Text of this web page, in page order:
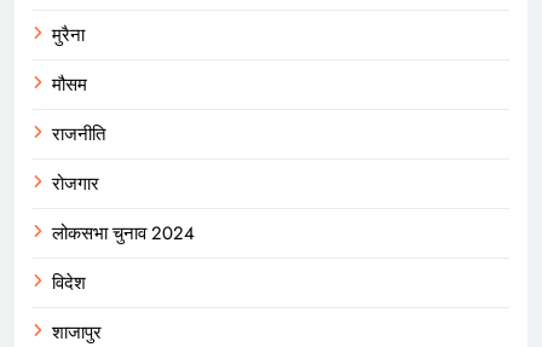
मुरैना
मौसम
राजनीति
रोजगार
लोकसभा चुनाव 2024
विदेश
शाजापुर